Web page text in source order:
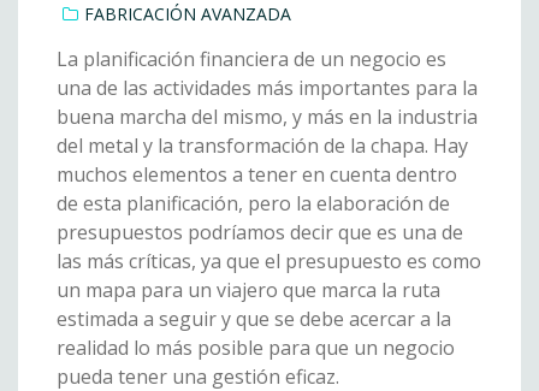
FABRICACIÓN AVANZADA
La planificación financiera de un negocio es
una de las actividades más importantes para la
buena marcha del mismo, y más en la industria
del metal y la transformación de la chapa. Hay
muchos elementos a tener en cuenta dentro
de esta planificación, pero la elaboración de
presupuestos podríamos decir que es una de
las más críticas, ya que el presupuesto es como
un mapa para un viajero que marca la ruta
estimada a seguir y que se debe acercar a la
realidad lo más posible para que un negocio
pueda tener una gestión eficaz.